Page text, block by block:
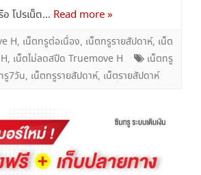
อ โปรเน็ต… Read more »
H, เน็ตทรูต่อเนื่อง, เน็ตทรูรายสัปดาห์, เน็ต
, เน็ตไม่ลดสปีด Truemove H
เน็ตทรู
รู7วัน, เน็ตทรูรายสัปดาห์, เน็ตรายสัปดาห์